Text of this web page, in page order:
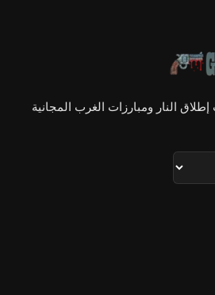
النار ومبارزات الغرب المجانية